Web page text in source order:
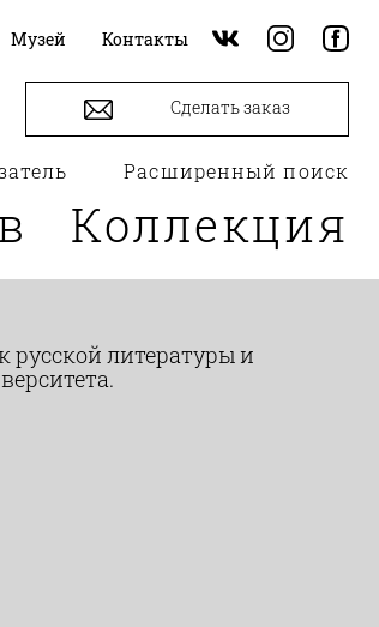
Музей Контакты
Расширенный поиск
Сделать заказ
Коллекция
русской литературы и